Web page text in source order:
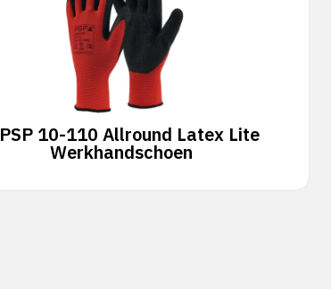
PSP 10-110 Allround Latex Lite
Werkhandschoen